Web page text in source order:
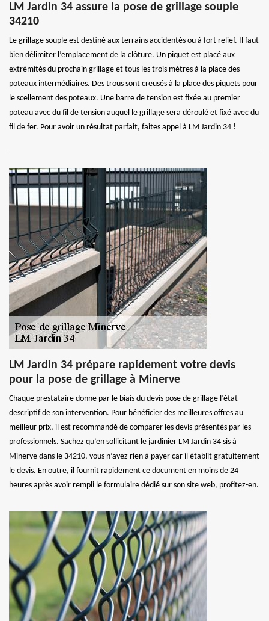
LM Jardin 34 assure la pose de grillage souple
34210
Le grillage souple est destiné aux terrains accidentés ou à fort relief. Il faut
bien délimiter l’emplacement de la clôture. Un piquet est placé aux
extrémités du prochain grillage et tous les trois mètres à la place des
poteaux intermédiaires. Des trous sont creusés à la place des piquets pour
le scellement des poteaux. Une barre de tension est fixée au premier
poteau avec du fil de tension auquel le grillage sera déroulé et fixé avec du
fil de fer. Pour avoir un résultat parfait, faites appel à LM Jardin 34 !
LM Jardin 34 prépare rapidement votre devis
pour la pose de grillage à Minerve
Chaque prestataire donne par le biais du devis pose de grillage l’état
descriptif de son intervention. Pour bénéficier des meilleures offres au
meilleur prix, il est recommandé de comparer les devis présentés par les
professionnels. Sachez qu’en sollicitant le jardinier LM Jardin 34 sis à
Minerve dans le 34210, vous n’avez rien à payer car il établit gratuitement
le devis. En outre, il fournit rapidement ce document en moins de 24
heures après avoir rempli le formulaire dédié sur son site web, profitez-en.